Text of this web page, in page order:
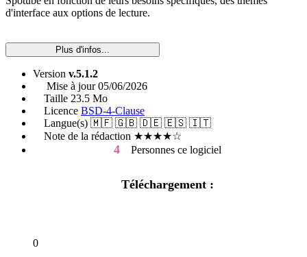
d'interface aux options de lecture.
Plus d'infos...
Version v.5.1.2
Mise à jour05/06/2026
Taille 23.5 Mo
Licence BSD-4-Clause
Langue(s) 🇲🇫 🇬🇧 🇩🇪 🇪🇸 🇮🇹
Note de la rédaction ★★★★☆
4Personnes ce logiciel
Téléchargement :
0